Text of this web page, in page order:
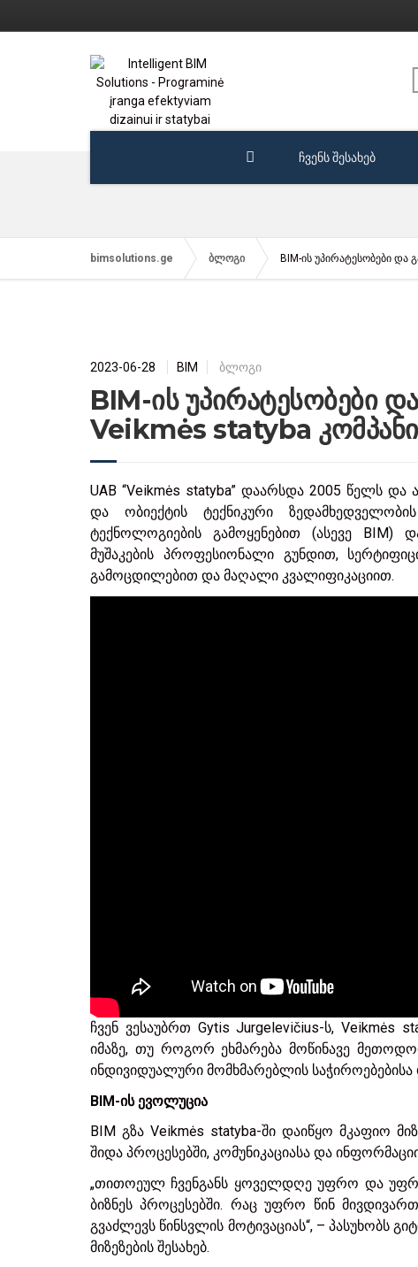
ჩვენს შესახებ
bimsolutions.ge ბლოგი BIM-ის უპირატესობები და
2023-06-28 BIM ბლოგი
BIM-ის უპირატესობები
Veikmės statyba
UAB “Veikmės statyba” დაარსდა 2005 წელს
და ობიექტის ტექნიკური
ტექნოლოგიების გამოყენებით (ასევე BIM)
მუშაკების პროფესიონალი გუნდით,
გამოცდილებით და მაღალი კვალიფიკაციით.
ჩვენ ვესაუბრთ Gytis Jurgelevičius-ს, Veikmės
იმაზე, თუ როგორ ეხმარება მოწინავე
ინდივიდუალური მომხმარებლის
BIM-ის ევოლუცია
BIM გზა Veikmės statyba-ში დაიწყო მკაფიო
შიდა პროცესებში, კომუნიკაციასა და
„თითოეულ ჩვენგანს ყოველდღე უფრო და
ბიზნეს პროცესებში. რაც უფრო წინ
გვაძლევს წინსვლის მოტივაციას“, – პასუხობს
მიზეზების შესახებ.